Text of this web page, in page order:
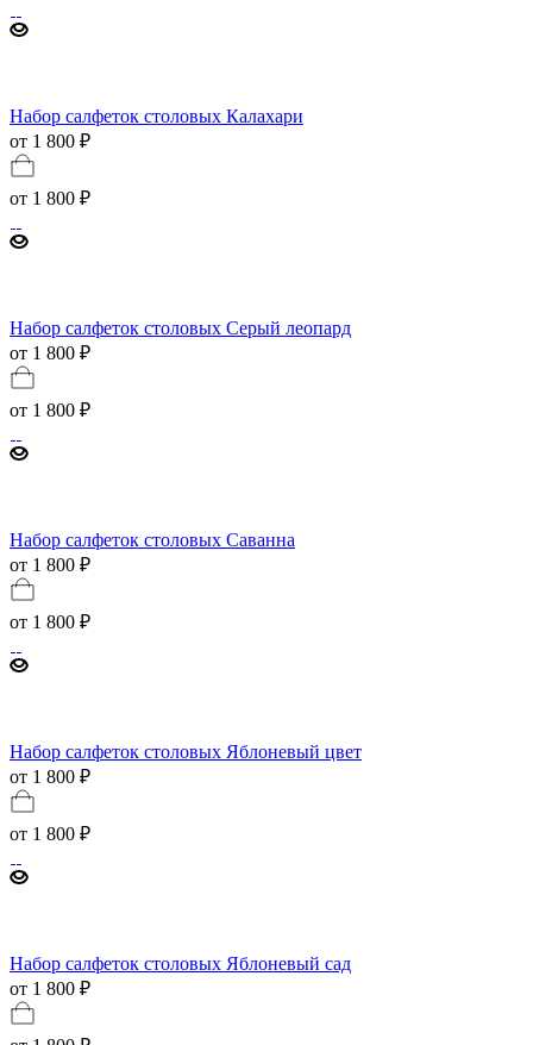
Набор салфеток столовых Калахари
от 1 800 ₽
от 1 800 ₽
Набор салфеток столовых Серый леопард
от 1 800 ₽
от 1 800 ₽
Набор салфеток столовых Саванна
от 1 800 ₽
от 1 800 ₽
Набор салфеток столовых Яблоневый цвет
от 1 800 ₽
от 1 800 ₽
Набор салфеток столовых Яблоневый сад
от 1 800 ₽